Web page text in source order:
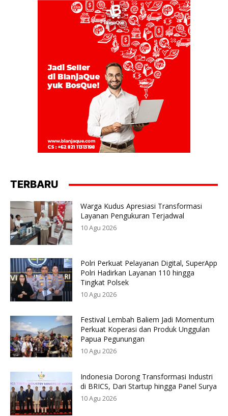
TERBARU
Warga Kudus Apresiasi Transformasi
Layanan Pengukuran Terjadwal
10 Agu 2026
Polri Perkuat Pelayanan Digital, SuperApp
Polri Hadirkan Layanan 110 hingga
Tingkat Polsek
10 Agu 2026
Festival Lembah Baliem Jadi Momentum
Perkuat Koperasi dan Produk Unggulan
Papua Pegunungan
10 Agu 2026
Indonesia Dorong Transformasi Industri
di BRICS, Dari Startup hingga Panel Surya
10 Agu 2026